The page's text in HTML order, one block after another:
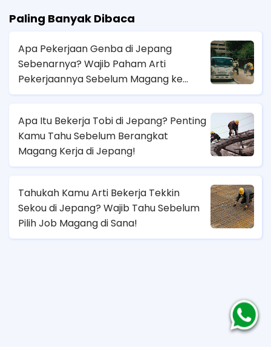
Paling Banyak Dibaca
Apa Pekerjaan Genba di Jepang
Sebenarnya? Wajib Paham Arti
Pekerjaannya Sebelum Magang ke
Sana!
Apa Itu Bekerja Tobi di Jepang? Penting
Kamu Tahu Sebelum Berangkat
Magang Kerja di Jepang!
Tahukah Kamu Arti Bekerja Tekkin
Sekou di Jepang? Wajib Tahu Sebelum
Pilih Job Magang di Sana!